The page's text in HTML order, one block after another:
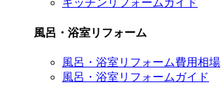
キッチンリフォームガイド
風呂・浴室リフォーム
風呂・浴室リフォーム費用相場
風呂・浴室リフォームガイド